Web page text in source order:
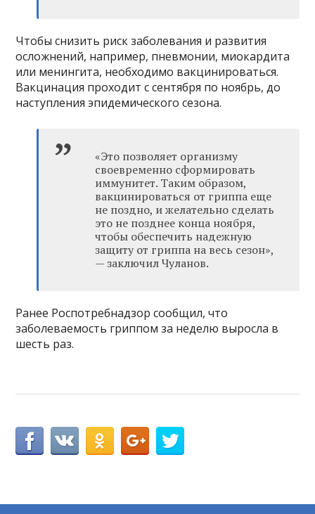
Чтобы снизить риск заболевания и развития
осложнений, например, пневмонии, миокардита
или менингита, необходимо вакцинироваться.
Вакцинация проходит с сентября по ноябрь, до
наступления эпидемического сезона.
«Это позволяет организму
своевременно сформировать
иммунитет. Таким образом,
вакцинироваться от гриппа еще
не поздно, и желательно сделать
это не позднее конца ноября,
чтобы обеспечить надежную
защиту от гриппа на весь сезон»,
— заключил Чуланов.
Ранее Роспотребнадзор сообщил, что
заболеваемость гриппом за неделю выросла в
шесть раз.